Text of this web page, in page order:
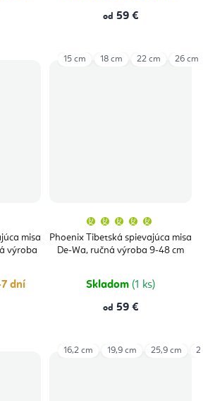
od 59 €
misa
výroba
dní
Phoenix Tibetská spievajúca misa
De-Wa, ručná výroba 9-48 cm
produktu
je
5,0
Skladom (1 ks)
od 59 €
15 cm 18 cm 22 cm 26 cm
16,2 cm 19,9 cm 25,9 cm